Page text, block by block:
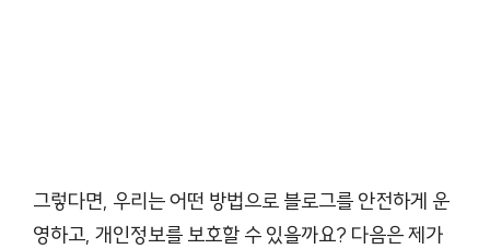
그렇다면, 우리는 어떤 방법으로 블로그를 안전하게 운
영하고, 개인정보를 보호할 수 있을까요? 다음은 제가